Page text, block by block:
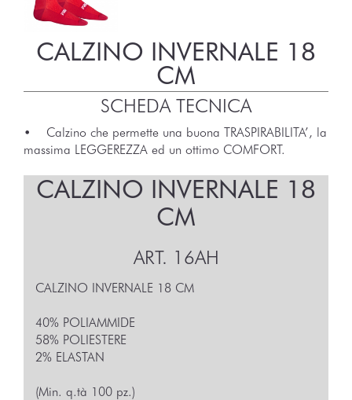
CALZINO INVERNALE 18
CM
SCHEDA TECNICA
• Calzino che permette una buona TRASPIRABILITA’, la
massima LEGGEREZZA ed un ottimo COMFORT.
CALZINO INVERNALE 18
CM
ART. 16AH
CALZINO INVERNALE 18 CM
40% POLIAMMIDE
58% POLIESTERE
2% ELASTAN
(Min. q.tà 100 pz.)